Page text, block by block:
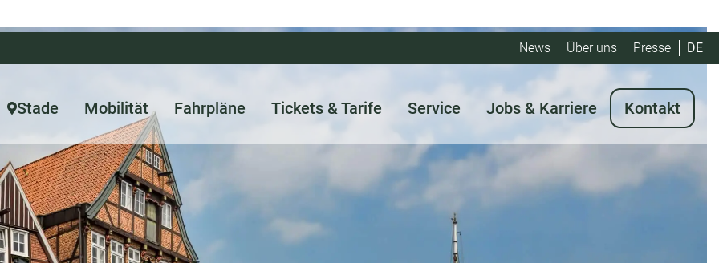
News Über uns Presse DE
Stade Mobilität Fahrpläne Tickets & Tarife Service Jobs & Karriere Kontakt